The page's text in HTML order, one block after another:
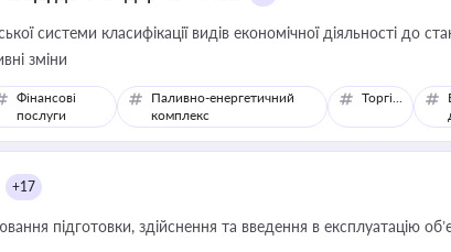
системи класифікації видів економічної діяльності до
зміни
Фінансові
послуги
Паливно-енергетичний
комплекс
Торгівля
+17
підготовки, здійснення та введення в експлуатацію